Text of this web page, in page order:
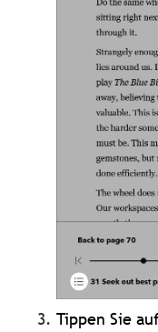
Tippen Sie